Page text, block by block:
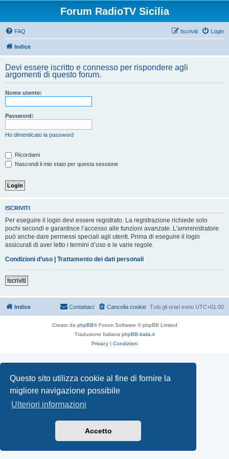
Questo sito utilizza cookie al fine di fornire la
migliore navigazione possibile
Ulteriori informazioni
Accetto
Forum RadioTV Sicilia
FAQ Login
Iscriviti
Indice
Devi essere iscritto e connesso per rispondere agli
argomenti di questo forum.
Nome utente:
Password:
Ho dimenticato la password
Ricordami
Nascondi il mio stato per questa sessione
ISCRIVITI
Per eseguire il login devi essere registrato. La registrazione richiede solo
pochi secondi e garantisce l’accesso alle funzioni avanzate. L’amministratore
può anche dare permessi speciali agli utenti. Prima di eseguire il login
assicurati di aver letto i termini d’uso e le varie regole.
Condizioni d’uso | Trattamento dei dati personali
Iscriviti
Indice Tutti gli orari sono UTC+01:00
Cancella cookie
Contattaci
Creato da phpBB® Forum Software © phpBB Limited
Traduzione Italiana phpBB-Italia.it
Privacy | Condizioni